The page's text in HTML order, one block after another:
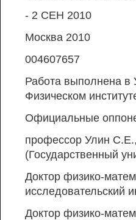
- 2 СЕН 2010
Москва 2010
004607657
Работа выполнена в
Физическом
Официальные
профессор Улин
(Государственный
Доктор физико-
исследовательский
Доктор физико-